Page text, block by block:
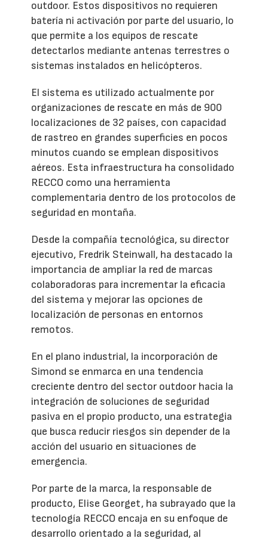
outdoor. Estos dispositivos no requieren
batería ni activación por parte del usuario, lo
que permite a los equipos de rescate
detectarlos mediante antenas terrestres o
sistemas instalados en helicópteros.
El sistema es utilizado actualmente por
organizaciones de rescate en más de 900
localizaciones de 32 países, con capacidad
de rastreo en grandes superficies en pocos
minutos cuando se emplean dispositivos
aéreos. Esta infraestructura ha consolidado
RECCO como una herramienta
complementaria dentro de los protocolos de
seguridad en montaña.
Desde la compañía tecnológica, su director
ejecutivo, Fredrik Steinwall, ha destacado la
importancia de ampliar la red de marcas
colaboradoras para incrementar la eficacia
del sistema y mejorar las opciones de
localización de personas en entornos
remotos.
En el plano industrial, la incorporación de
Simond se enmarca en una tendencia
creciente dentro del sector outdoor hacia la
integración de soluciones de seguridad
pasiva en el propio producto, una estrategia
que busca reducir riesgos sin depender de la
acción del usuario en situaciones de
emergencia.
Por parte de la marca, la responsable de
producto, Elise Georget, ha subrayado que la
tecnología RECCO encaja en su enfoque de
desarrollo orientado a la seguridad, al